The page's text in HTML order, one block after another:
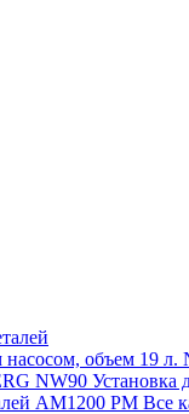
насосом, объем 19 л.
NW90 Установка
АМ1200 РМ Все